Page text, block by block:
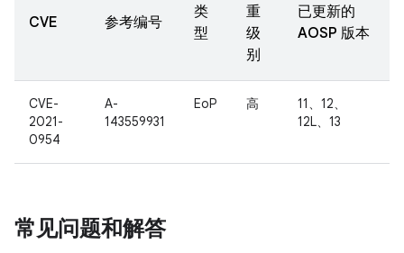
CVE 参考编号
类
型
重
级
别
已更新的
AOSP 版本
CVE-
2021-
0954
A-
143559931
EoP 高
11、12、
12L、13
常见问题和解答